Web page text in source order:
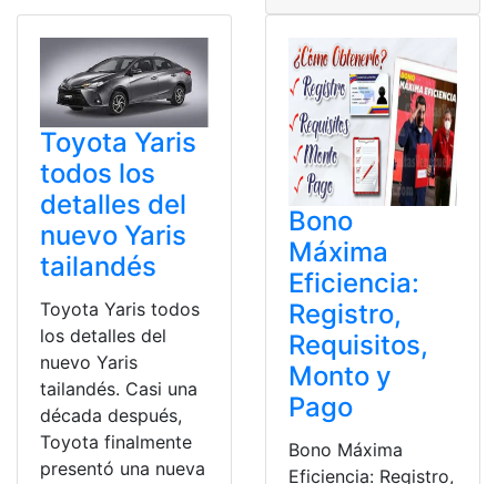
Toyota Yaris
todos los
detalles del
nuevo Yaris
tailandés
Toyota Yaris todos
los detalles del
nuevo Yaris
tailandés. Casi una
década después,
Toyota finalmente
presentó una nueva
Bono
Máxima
Eficiencia:
Registro,
Requisitos,
Monto y
Pago
Bono Máxima
Eficiencia: Registro,